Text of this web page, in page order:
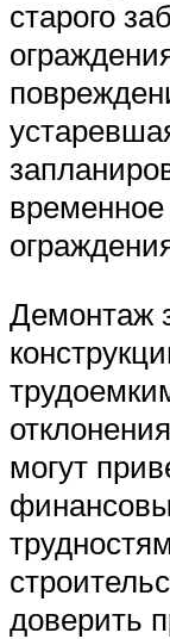
старого
Демонтаж
могут
доверить